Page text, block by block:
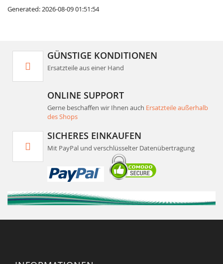
Generated: 2026-08-09 01:51:54
GÜNSTIGE KONDITIONEN
Ersatzteile aus einer Hand
ONLINE SUPPORT
Gerne beschaffen wir Ihnen auch Ersatzteile außerhalb
des Shops
SICHERES EINKAUFEN
Mit PayPal und verschlüsselter Datenübertragung